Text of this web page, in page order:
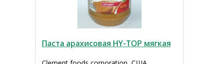
Паста арахисовая HY-TOP мягкая